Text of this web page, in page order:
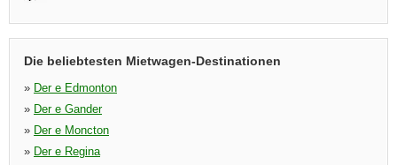
Die beliebtesten Mietwagen-Destinationen
» Der e Edmonton
» Der e Gander
» Der e Moncton
» Der e Regina